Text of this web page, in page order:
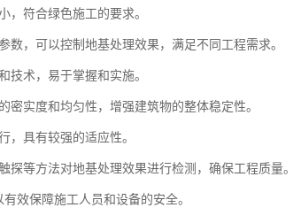
，符合绿色施工的要求。
，可以控制地基处理效果，满足不同工程需求。
技术，易于掌握和实施。
实度和均匀性，增强建筑物的整体稳定性。
，具有较强的适应性。
等方法对地基处理效果进行检测，确保工程质量。
效保障施工人员和设备的安全。